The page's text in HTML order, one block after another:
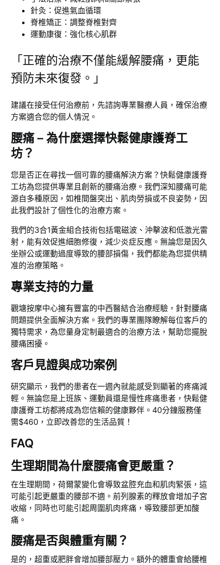
針灸：促進氣血循環
脊椎矯正：調整脊椎對齊
運動康復：強化核心肌群
「正確的治療不僅能緩解腰痛，更能
預防未來復發。」
建議在接受任何治療前，先諮詢專業醫療人員，確保治療
方案適合您的個人情況。
腰痛 – 為什麼選擇快鬆健康護脊工
坊？
您是否正在尋找一個可靠的腰痛解決方案？快鬆健康護脊
工坊為您提供專業且創新的腰痛治療。我們深知腰痛可能
源自多種原因，如椎間盤突出、肌肉勞損或不良姿勢，因
此我們設計了個性化的治療方案。
我們的3合1黃金組合技術包括電磁波、沖擊波和低激光雷
射，能有效促進細胞修復，減少炎症反應。無論您是因久
坐辦公或運動過度導致的腰部損傷，我們都能為您提供精
准的治療策略。
專業支持的力量
觀塘按摩中心擁有豐富的中西醫結合治療經驗，針對腰痛
問題提供全面解決方案。我們的專業團隊瞭解每位客戶的
獨特需求，為您量身定制最適合的治療方法，幫助您擺脫
腰痛困擾。
客戶見證與成功案例
研究顯示，我們的患者在一週內就能感受到顯著的疼痛減
輕。無論您是上班族、運動員還是慢性疼痛患者，快鬆健
康護脊工坊都將成為您信賴的健康夥伴。40分鐘服務僅
需$460，立即改善您的生活品質！
FAQ
生理期間為什麼腰痛會更嚴重？
在生理期間，荷爾蒙變化會導致盆腔充血和肌肉緊張，這
可能引起更嚴重的腰部不適。前列腺素的釋放會增加子宮
收縮，同時也可能引起周圍肌肉疼痛，導致腰部更加酸
痛。
腰痛是否與體重有關？
是的，超重或肥胖會增加腰部壓力。額外的體重會給腰椎